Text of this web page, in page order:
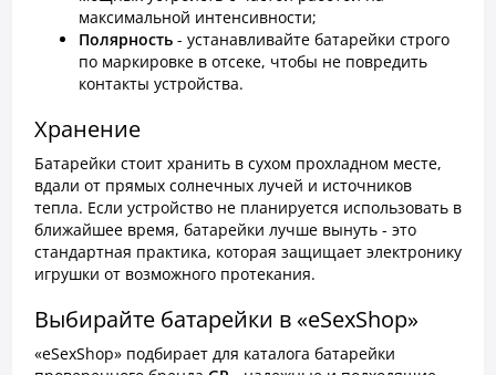
максимальной интенсивности;
Полярность - устанавливайте батарейки строго
по маркировке в отсеке, чтобы не повредить
контакты устройства.
Хранение
Батарейки стоит хранить в сухом прохладном месте,
вдали от прямых солнечных лучей и источников
тепла. Если устройство не планируется использовать в
ближайшее время, батарейки лучше вынуть - это
стандартная практика, которая защищает электронику
игрушки от возможного протекания.
Выбирайте батарейки в «eSexShop»
«eSexShop» подбирает для каталога батарейки